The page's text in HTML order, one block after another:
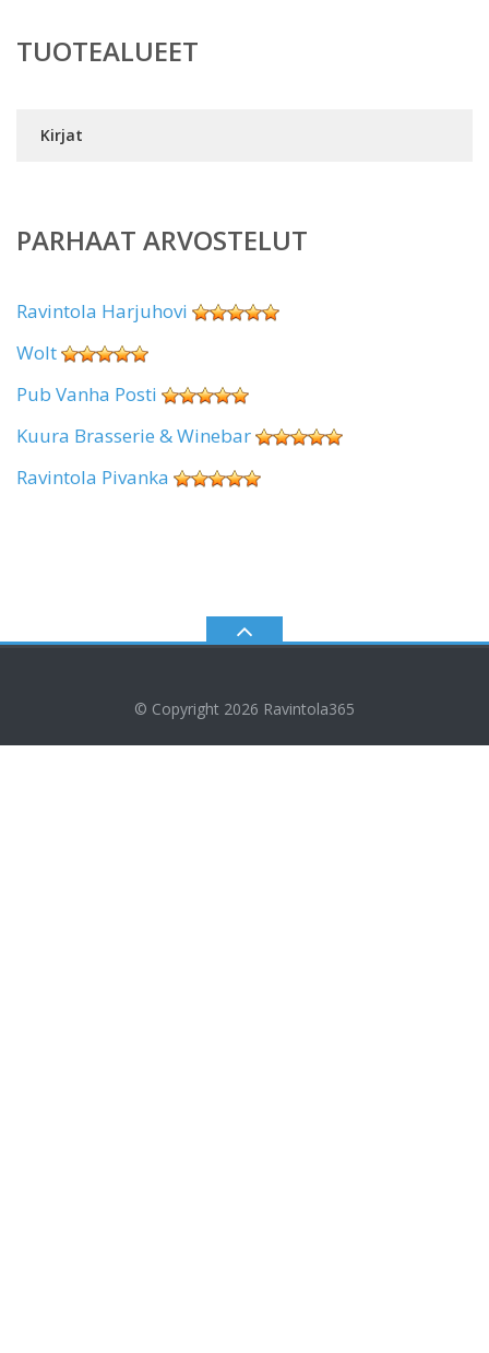
TUOTEALUEET
Kirjat
PARHAAT ARVOSTELUT
Ravintola Harjuhovi
Wolt
Pub Vanha Posti
Kuura Brasserie & Winebar
Ravintola Pivanka
© Copyright 2026 Ravintola365